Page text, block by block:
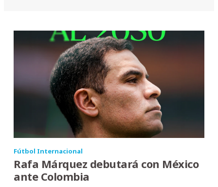
Fútbol Internacional
Rafa Márquez debutará con México
ante Colombia